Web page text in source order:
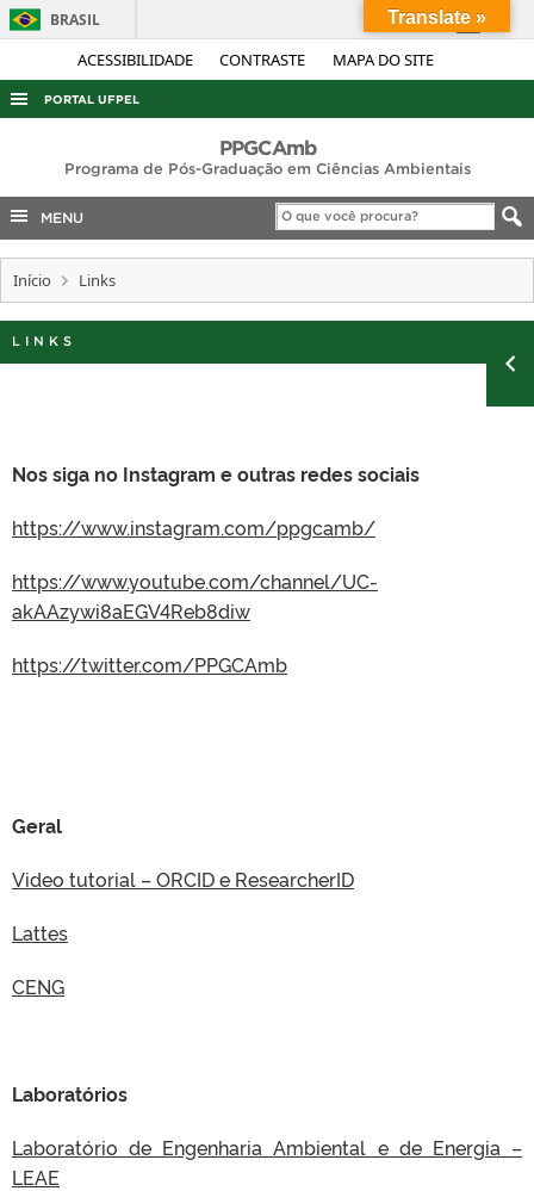
ACESSIBILIDADE CONTRASTE MAPA DO SITE
BRASIL
Simplifique!
Acesso à informação
Legislação
Canais
PORTAL UFPEL
AUDITORIA
COBALTO
CONCURSOS
EDITAIS
INTERNACIONAL
PPGCAmb
Programa de Pós-Graduação em Ciências Ambientais
MENU
Início Links
LINKS
Nos siga no Instagram e outras redes sociais
https://www.instagram.com/ppgcamb/
https://www.youtube.com/channel/UC-
akAAzywi8aEGV4Reb8diw
https://twitter.com/PPGCAmb
Geral
Video tutorial – ORCID e ResearcherID
Lattes
CENG
Laboratórios
Laboratório de Engenharia Ambiental e de Energia –
LEAE
Translate »